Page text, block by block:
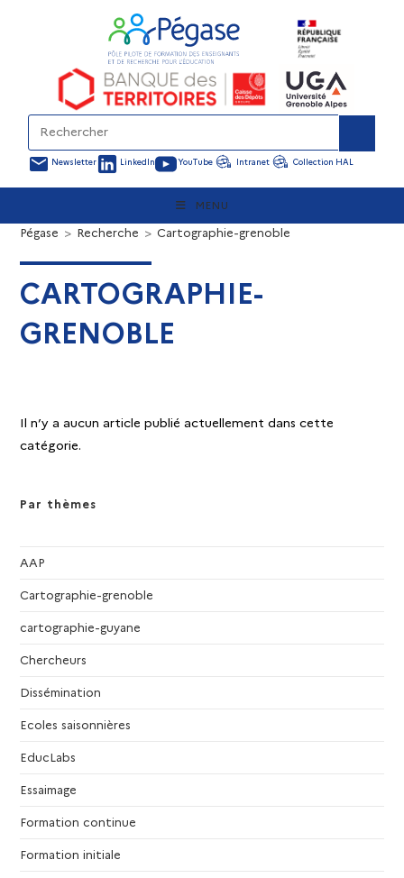
Newsletter LinkedIn YouTube Intranet Collection HAL
MENU
CARTOGRAPHIE-
GRENOBLE
Pégase > Recherche > Cartographie-grenoble
Il n’y a aucun article publié actuellement dans cette
catégorie.
Par thèmes
AAP
Cartographie-grenoble
cartographie-guyane
Chercheurs
Dissémination
Ecoles saisonnières
EducLabs
Essaimage
Formation continue
Formation initiale